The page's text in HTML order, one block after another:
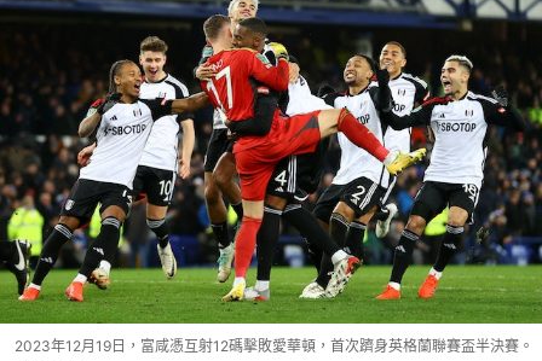
2023年12月19日，富咸憑互射12碼擊敗愛華頓，首次躋身英格蘭聯賽盃半決賽。